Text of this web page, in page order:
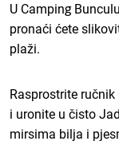
U Camping
pronaći ćete
plaži.
Rasprostrite
i uronite u čisto
mirsima bilja i